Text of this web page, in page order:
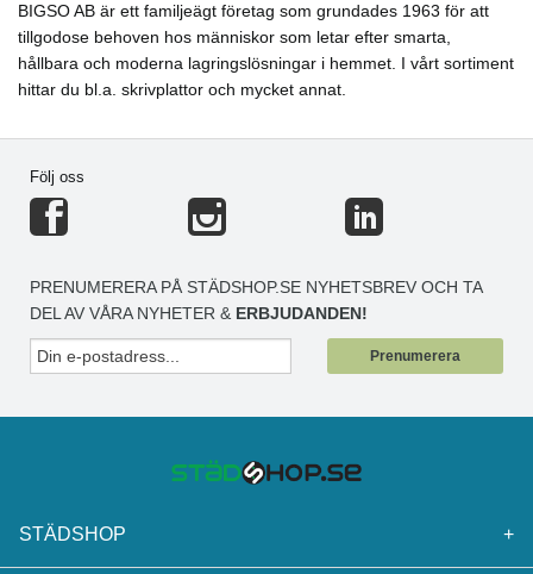
BIGSO AB är ett familjeägt företag som grundades 1963 för att
tillgodose behoven hos människor som letar efter smarta,
hållbara och moderna lagringslösningar i hemmet. I vårt sortiment
hittar du bl.a. skrivplattor och mycket annat.
Följ oss
PRENUMERERA PÅ STÄDSHOP.SE NYHETSBREV OCH TA
DEL AV VÅRA NYHETER & ERBJUDANDEN!
Prenumerera
STÄDSHOP +